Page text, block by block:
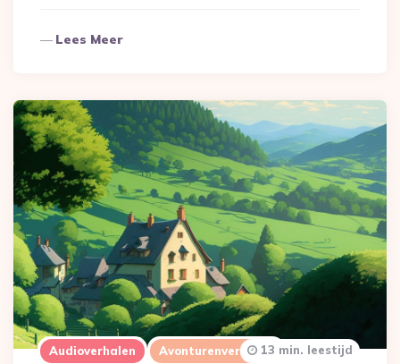
Lees Meer
Audioverhalen Avonturenverhalen13 min. leestijd